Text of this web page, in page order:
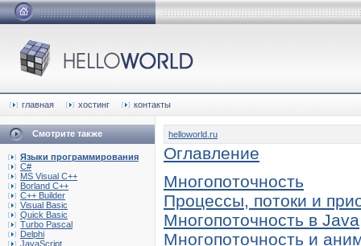
главная хостинг контакты
Смотрите также
Языки программирования
C#
MS Visual C++
Borland C++
C++ Builder
Visual Basic
Quick Basic
Turbo Pascal
Delphi
JavaScript
helloworld.ru
Оглавление
Многопоточность
Процессы, потоки и
Многопоточность в Java
Многопоточность и